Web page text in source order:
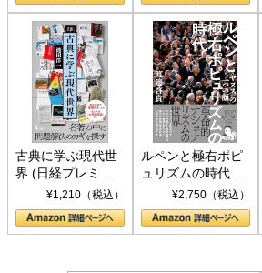
古典に学ぶ現代世
界 (日経プレミア
シリーズ)¥1,210（税込）
ルペンと極右ポピ
ュリズムの時代：
〈ヤヌス〉の二つ
の顔
¥2,750（税込）